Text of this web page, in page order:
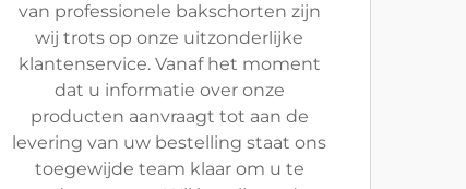
van professionele bakschorten zijn
wij trots op onze uitzonderlijke
klantenservice. Vanaf het moment
dat u informatie over onze
producten aanvraagt tot aan de
levering van uw bestelling staat ons
toegewijde team klaar om u te